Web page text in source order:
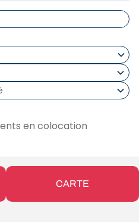
en colocation
CARTE